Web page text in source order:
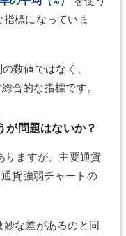
標になっていま
数値ではなく、
合的な指標です。
が問題はないか？
りますが、主要通貨
貨強弱チャートの
な差があるのと同